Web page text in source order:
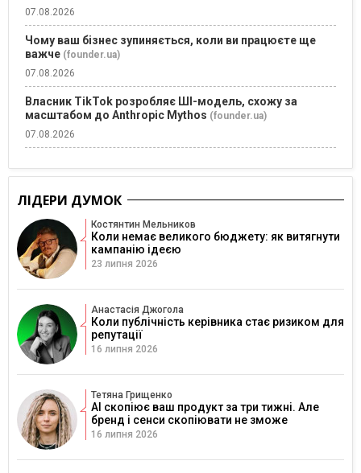
07.08.2026
Чому ваш бізнес зупиняється, коли ви працюєте ще
важче (founder.ua)
07.08.2026
Власник TikTok розробляє ШІ-модель, схожу за
масштабом до Anthropic Mythos (founder.ua)
07.08.2026
ЛІДЕРИ ДУМОК
Костянтин Мельников
Коли немає великого бюджету: як витягнути
кампанію ідеєю
23 липня 2026
Анастасія Джогола
Коли публічність керівника стає ризиком для
репутації
16 липня 2026
Тетяна Грищенко
AI скопіює ваш продукт за три тижні. Але
бренд і сенси скопіювати не зможе
16 липня 2026